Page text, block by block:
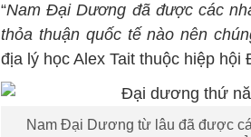
“Nam Đại Dương đã được các
thỏa thuận quốc tế nào nên
địa lý học Alex Tait thuộc hiệp hội
Nam Đại Dương từ lâu đã được